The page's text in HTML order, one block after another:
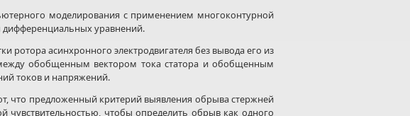
моделирования с применением многоконтурной
дифференциальных уравнений.
ротора асинхронного электродвигателя без вывода его из
обобщенным вектором тока статора и обобщенным
токов и напряжений.
что предложенный критерий выявления обрыва стержней
чувствительностью, чтобы определить обрыв как одного